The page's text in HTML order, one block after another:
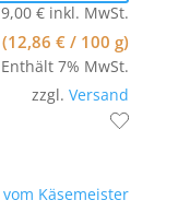
9,00€ inkl. MwSt.
(12,86€ / 100 g)
Enthält 7% MwSt.
zzgl.Versand